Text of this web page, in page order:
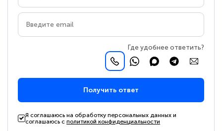
Где удобнее ответить?
Получить ответ
Я соглашаюсь на обработку персональных данных и
соглашаюсь сполитикой конфиденциальности